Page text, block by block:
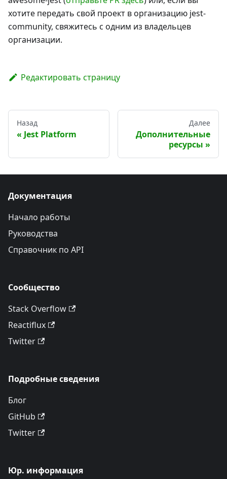
хотите передать свой проект в организацию jest-
community, свяжитесь с одним из владельцев
организации.
Редактировать страницу
Назад
Jest Platform
Далее
Дополнительные
ресурсы
Документация
Начало работы
Руководства
Справочник по API
Сообщество
Stack Overflow
Reactiflux
Twitter
Подробные сведения
Блог
GitHub
Twitter
Юр. информация